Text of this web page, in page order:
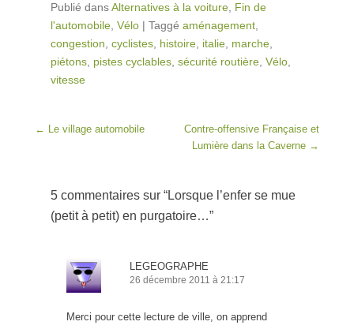
Publié dansAlternatives à la voiture, Fin de
l'automobile, Vélo | Taggé aménagement,
congestion, cyclistes, histoire, italie, marche,
piétons, pistes cyclables, sécurité routière, Vélo,
vitesse
Post navigation
← Le village automobile
Contre-offensive Française et
Lumière dans la Caverne →
5 commentaires sur “Lorsque l’enfer se mue
(petit à petit) en purgatoire…”
LEGEOGRAPHE
26 décembre 2011 à 21:17
Merci pour cette lecture de ville, on apprend